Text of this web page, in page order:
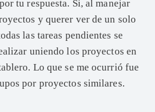
tu respuesta. Si, al manejar
y querer ver de un solo
las tareas pendientes se
uniendo los proyectos en
Lo que se me ocurrió fue
por proyectos similares.